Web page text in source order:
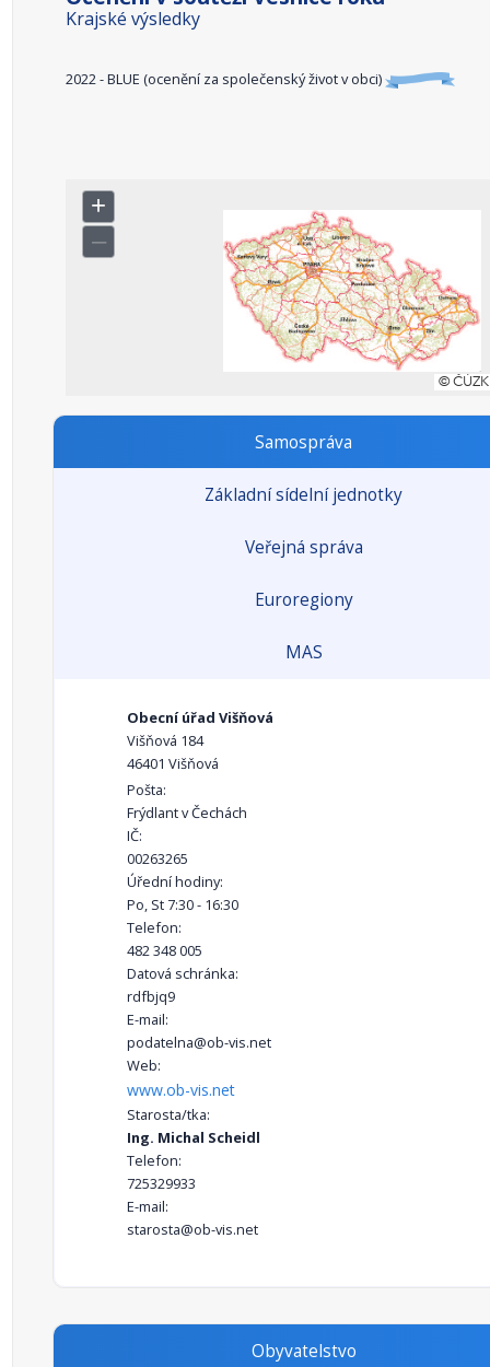
Krajské výsledky
2022 - BLUE (ocenění za společenský život v obci)
Samospráva
Základní sídelní jednotky
Veřejná správa
Euroregiony
MAS
Obecní úřad Višňová
Višňová 184
46401 Višňová
Pošta:
Frýdlant v Čechách
IČ:
00263265
Úřední hodiny:
Po, St 7:30 - 16:30
Telefon:
482 348 005
Datová schránka:
rdfbjq9
E-mail:
podatelna@ob-vis.net
Web:
www.ob-vis.net
Starosta/tka:
Ing. Michal Scheidl
Telefon:
725329933
E-mail:
starosta@ob-vis.net
Obyvatelstvo